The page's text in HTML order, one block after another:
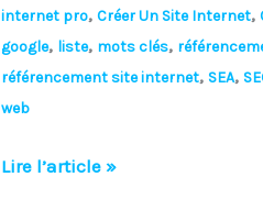
internet pro,Créer Un Site Internet,
google, liste, mots clés,
référencement site internet, SEA,
web
Lire l’article »